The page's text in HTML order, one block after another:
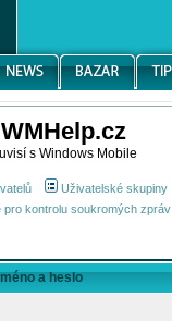
s Windows Mobile
Uživatelské skupiny
pro kontrolu soukromých zpráv
a heslo